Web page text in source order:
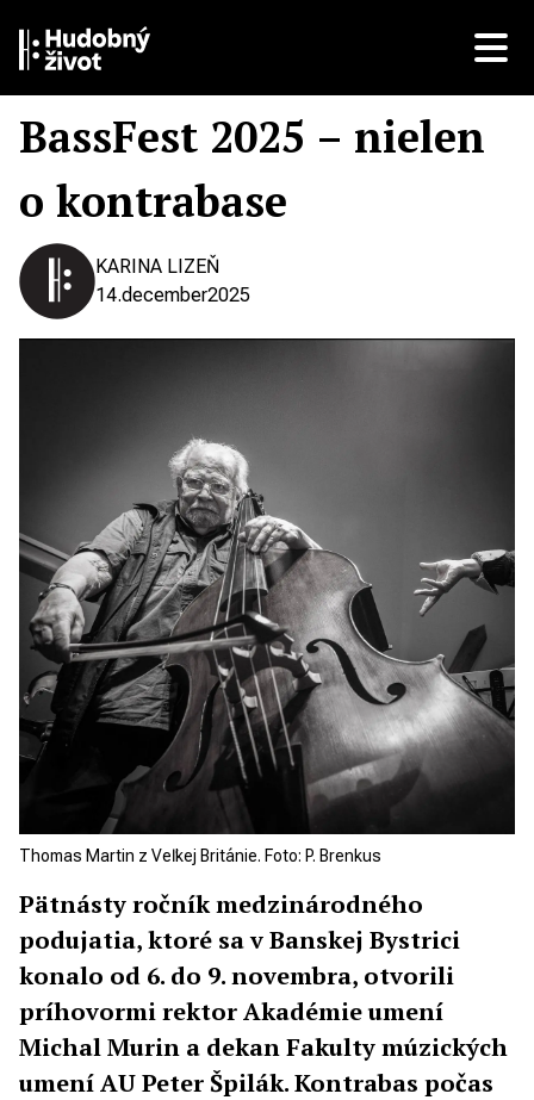
BassFest 2025 – nielen
o kontrabase
KARINA LIZEŇ
14.december2025
Thomas Martin z Veľkej Británie. Foto: P. Brenkus
Pätnásty ročník medzinárodného
podujatia, ktoré sa v Banskej Bystrici
konalo od 6. do 9. novembra, otvorili
príhovormi rektor Akadémie umení
Michal Murin a dekan Fakulty múzických
umení AU Peter Špilák. Kontrabas počas